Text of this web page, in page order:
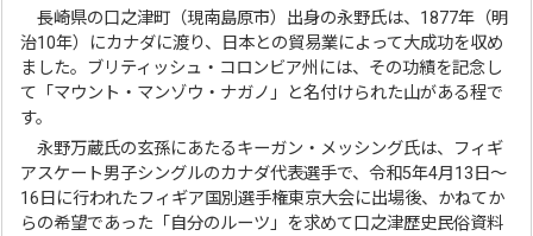
長崎県の口之津町（現南島原市）出身の永野氏は、1877年（明
治10年）にカナダに渡り、日本との貿易業によって大成功を収め
ました。ブリティッシュ・コロンビア州には、その功績を記念し
て「マウント・マンゾウ・ナガノ」と名付けられた山がある程で
す。
永野万蔵氏の玄孫にあたるキーガン・メッシング氏は、フィギ
アスケート男子シングルのカナダ代表選手で、令和5年4月13日～
16日に行われたフィギア国別選手権東京大会に出場後、かねてか
らの希望であった「自分のルーツ」を求めて口之津歴史民俗資料